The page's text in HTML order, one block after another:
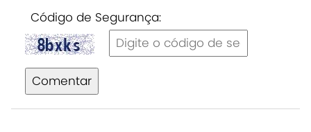
Código de Segurança:
Comentar